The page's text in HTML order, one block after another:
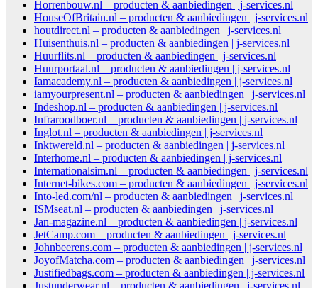
Horrenbouw.nl – producten & aanbiedingen | j-services.nl
HouseOfBritain.nl – producten & aanbiedingen | j-services.nl
houtdirect.nl – producten & aanbiedingen | j-services.nl
Huisenthuis.nl – producten & aanbiedingen | j-services.nl
Huurflits.nl – producten & aanbiedingen | j-services.nl
Huurportaal.nl – producten & aanbiedingen | j-services.nl
Iamacademy.nl – producten & aanbiedingen | j-services.nl
iamyourpresent.nl – producten & aanbiedingen | j-services.nl
Indeshop.nl – producten & aanbiedingen | j-services.nl
Infraroodboer.nl – producten & aanbiedingen | j-services.nl
Inglot.nl – producten & aanbiedingen | j-services.nl
Inktwereld.nl – producten & aanbiedingen | j-services.nl
Interhome.nl – producten & aanbiedingen | j-services.nl
Internationalsim.nl – producten & aanbiedingen | j-services.nl
Internet-bikes.com – producten & aanbiedingen | j-services.nl
Into-led.com/nl – producten & aanbiedingen | j-services.nl
ISMseat.nl – producten & aanbiedingen | j-services.nl
Jan-magazine.nl – producten & aanbiedingen | j-services.nl
JetCamp.com – producten & aanbiedingen | j-services.nl
Johnbeerens.com – producten & aanbiedingen | j-services.nl
JoyofMatcha.com – producten & aanbiedingen | j-services.nl
Justifiedbags.com – producten & aanbiedingen | j-services.nl
Justunderwear.nl – producten & aanbiedingen | j-services.nl